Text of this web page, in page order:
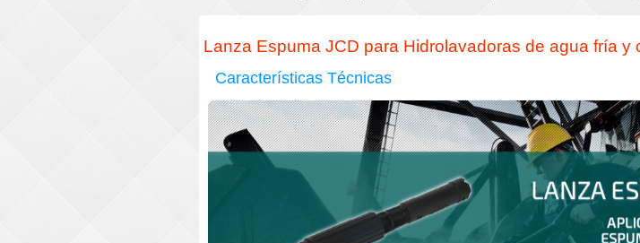
Lanza Espuma JCD para Hidrolavadoras de agua fría y
Características Técnicas